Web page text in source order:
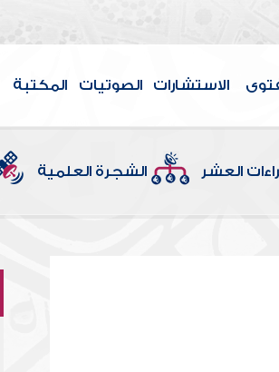
الاستشارات الصوتيات المكتبة
العشر الشجرة العلمية